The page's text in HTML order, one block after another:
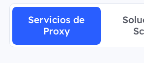
Servicios de
Proxy